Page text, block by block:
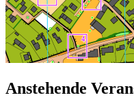
Anstehende